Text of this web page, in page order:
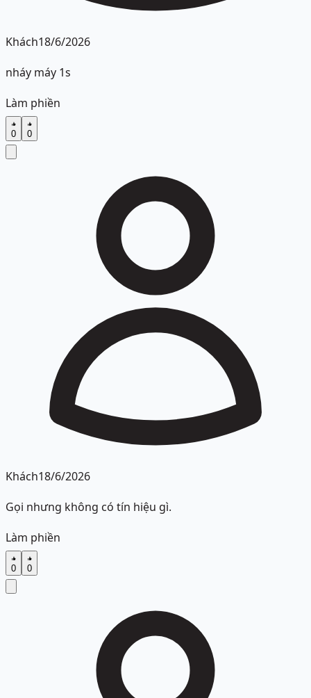
Khách18/6/2026
nháy máy 1s
Làm phiền
0 0
Khách18/6/2026
Gọi nhưng không có tín hiệu gì.
Làm phiền
0 0